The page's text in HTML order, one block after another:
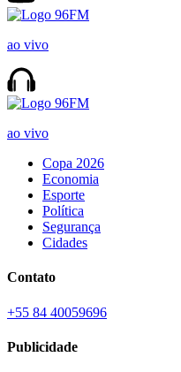
ao vivo
ao vivo
Copa 2026
Economia
Esporte
Política
Segurança
Cidades
Contato
+55 84 40059696
Publicidade